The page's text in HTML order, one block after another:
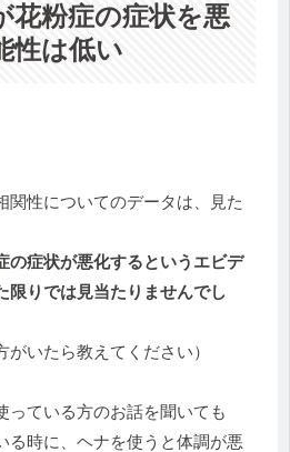
花粉症の症状を悪
性は低い
関性についてのデータは、見た
の症状が悪化するというエビデ
限りでは見当たりませんでし
がいたら教えてください）
っている方のお話を聞いても
る時に、ヘナを使うと体調が悪